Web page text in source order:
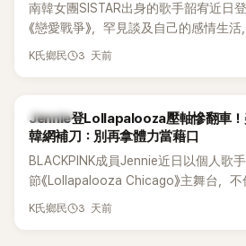
南韓女團SISTAR出身的歌手韶宥近日
《戀愛戰爭》，罕見談及自己的感情生
年沒有談戀愛，更首度透露空窗至今的
K氏鄉民 3 天前
K-POP
Jennie登Lollapalooza壓軸慘翻車！
韓網補刀：別再拿體力當藉口
BLACKPINK成員Jennie近日以個人歌
節《Lollapalooza Chicago》主舞台，
節Headliner（壓軸主秀）的K-POP女
K氏鄉民 3 天前